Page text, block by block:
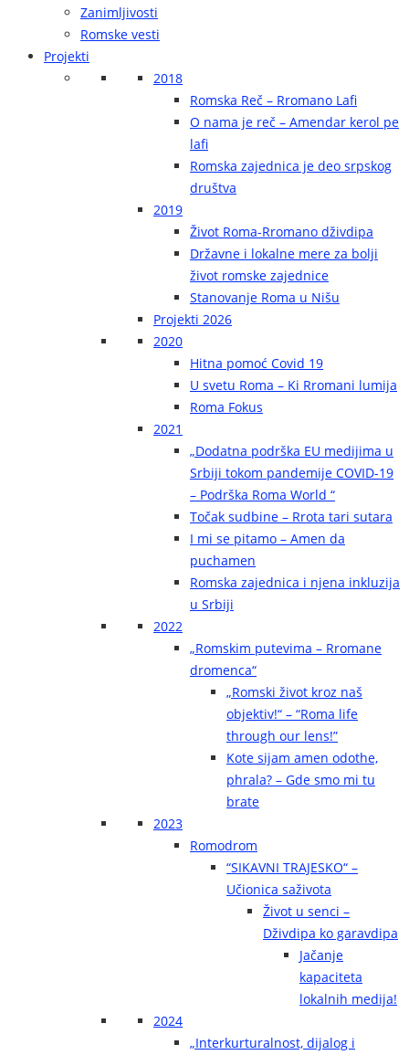
Zanimljivosti
Romske vesti
Projekti
2018
Romska Reč – Rromano Lafi
O nama je reč – Amendar kerol pe
lafi
Romska zajednica je deo srpskog
društva
2019
Život Roma-Rromano dživdipa
Državne i lokalne mere za bolji
život romske zajednice
Stanovanje Roma u Nišu
Projekti 2026
2020
Hitna pomoć Covid 19
U svetu Roma – Ki Rromani lumija
Roma Fokus
2021
„Dodatna podrška EU medijima u
Srbiji tokom pandemije COVID-19
– Podrška Roma World “
Točak sudbine – Rrota tari sutara
I mi se pitamo – Amen da
puchamen
Romska zajednica i njena inkluzija
u Srbiji
2022
„Romskim putevima – Rromane
dromenca“
„Romski život kroz naš
objektiv!“ – “Roma life
through our lens!”
Kote sijam amen odothe,
phrala? – Gde smo mi tu
brate
2023
Romodrom
“SIKAVNI TRAJESKO“ –
Učionica saživota
Život u senci –
Dživdipa ko garavdipa
Jačanje
kapaciteta
lokalnih medija!
2024
„Interkurturalnost, dijalog i